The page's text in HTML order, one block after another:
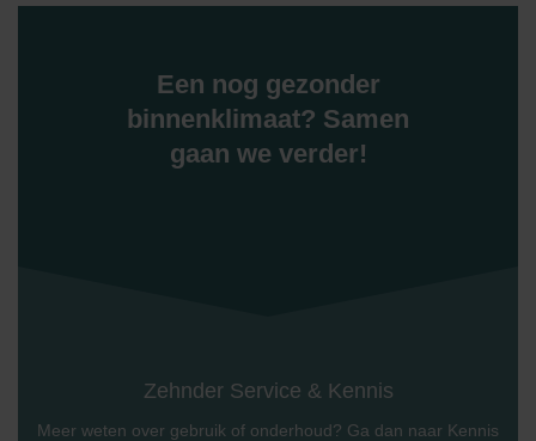
Een nog gezonder
binnenklimaat? Samen
gaan we verder!
Zehnder Service & Kennis
Meer weten over gebruik of onderhoud? Ga dan naar Kennis